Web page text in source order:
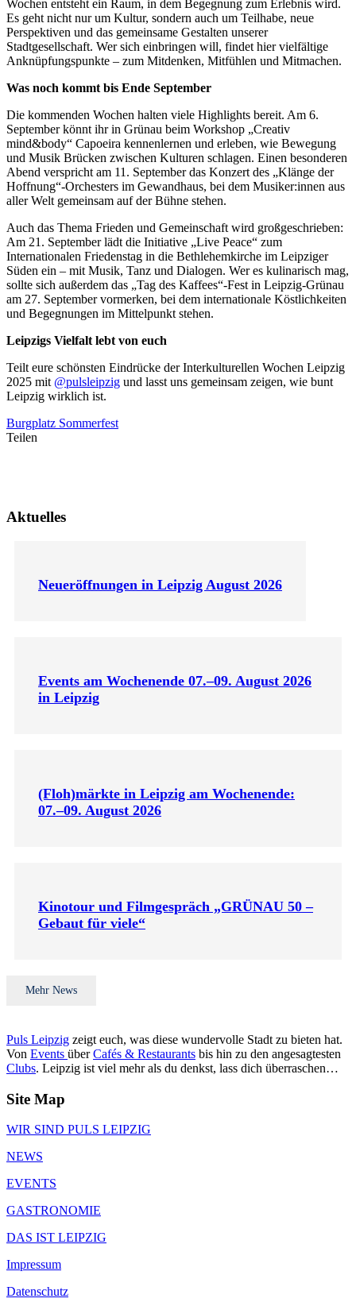
Wochen entsteht ein Raum, in dem Begegnung zum Erlebnis wird.
Es geht nicht nur um Kultur, sondern auch um Teilhabe, neue
Perspektiven und das gemeinsame Gestalten unserer
Stadtgesellschaft. Wer sich einbringen will, findet hier vielfältige
Anknüpfungspunkte – zum Mitdenken, Mitfühlen und Mitmachen.
Was noch kommt bis Ende September
Die kommenden Wochen halten viele Highlights bereit. Am 6.
September könnt ihr in Grünau beim Workshop „Creativ
mind&body“ Capoeira kennenlernen und erleben, wie Bewegung
und Musik Brücken zwischen Kulturen schlagen. Einen besonderen
Abend verspricht am 11. September das Konzert des „Klänge der
Hoffnung“-Orchesters im Gewandhaus, bei dem Musiker:innen aus
aller Welt gemeinsam auf der Bühne stehen.
Auch das Thema Frieden und Gemeinschaft wird großgeschrieben:
Am 21. September lädt die Initiative „Live Peace“ zum
Internationalen Friedenstag in die Bethlehemkirche im Leipziger
Süden ein – mit Musik, Tanz und Dialogen. Wer es kulinarisch mag,
sollte sich außerdem das „Tag des Kaffees“-Fest in Leipzig-Grünau
am 27. September vormerken, bei dem internationale Köstlichkeiten
und Begegnungen im Mittelpunkt stehen.
Leipzigs Vielfalt lebt von euch
Teilt eure schönsten Eindrücke der Interkulturellen Wochen Leipzig
2025 mit @pulsleipzig und lasst uns gemeinsam zeigen, wie bunt
Leipzig wirklich ist.
Burgplatz Sommerfest
Teilen
Aktuelles
Neueröffnungen in Leipzig August 2026
Events am Wochenende 07.–09. August 2026
in Leipzig
(Floh)märkte in Leipzig am Wochenende:
07.–09. August 2026
Kinotour und Filmgespräch „GRÜNAU 50 –
Gebaut für viele“
Mehr News
Puls Leipzig zeigt euch, was diese wundervolle Stadt zu bieten hat.
Von Events überCafés & Restaurants bis hin zu den angesagtesten
Clubs. Leipzig ist viel mehr als du denkst, lass dich überraschen…
Site Map
WIR SIND PULS LEIPZIG
NEWS
EVENTS
GASTRONOMIE
DAS IST LEIPZIG
Impressum
Datenschutz